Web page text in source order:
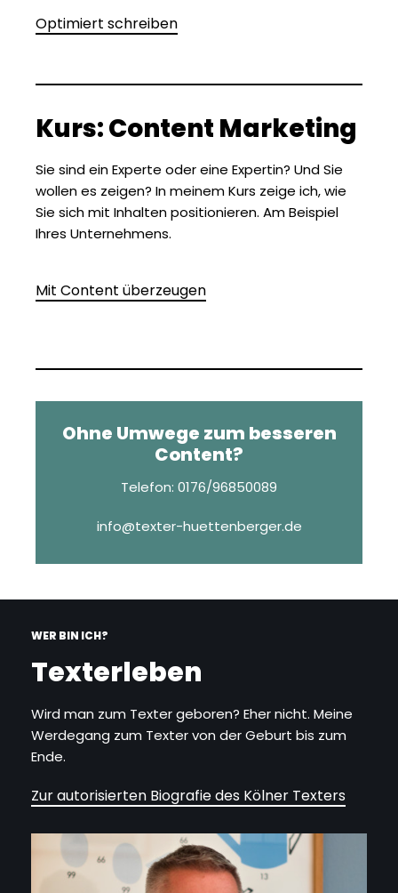
Optimiert schreiben
Kurs: Content Marketing
Sie sind ein Experte oder eine Expertin? Und Sie
wollen es zeigen? In meinem Kurs zeige ich, wie
Sie sich mit Inhalten positionieren. Am Beispiel
Ihres Unternehmens.
Mit Content überzeugen
Ohne Umwege zum besseren
Content?
Telefon: 0176/96850089
info@texter-huettenberger.de
WER BIN ICH?
Texterleben
Wird man zum Texter geboren? Eher nicht. Meine
Werdegang zum Texter von der Geburt bis zum
Ende.
Zur autorisierten Biografie des Kölner Texters